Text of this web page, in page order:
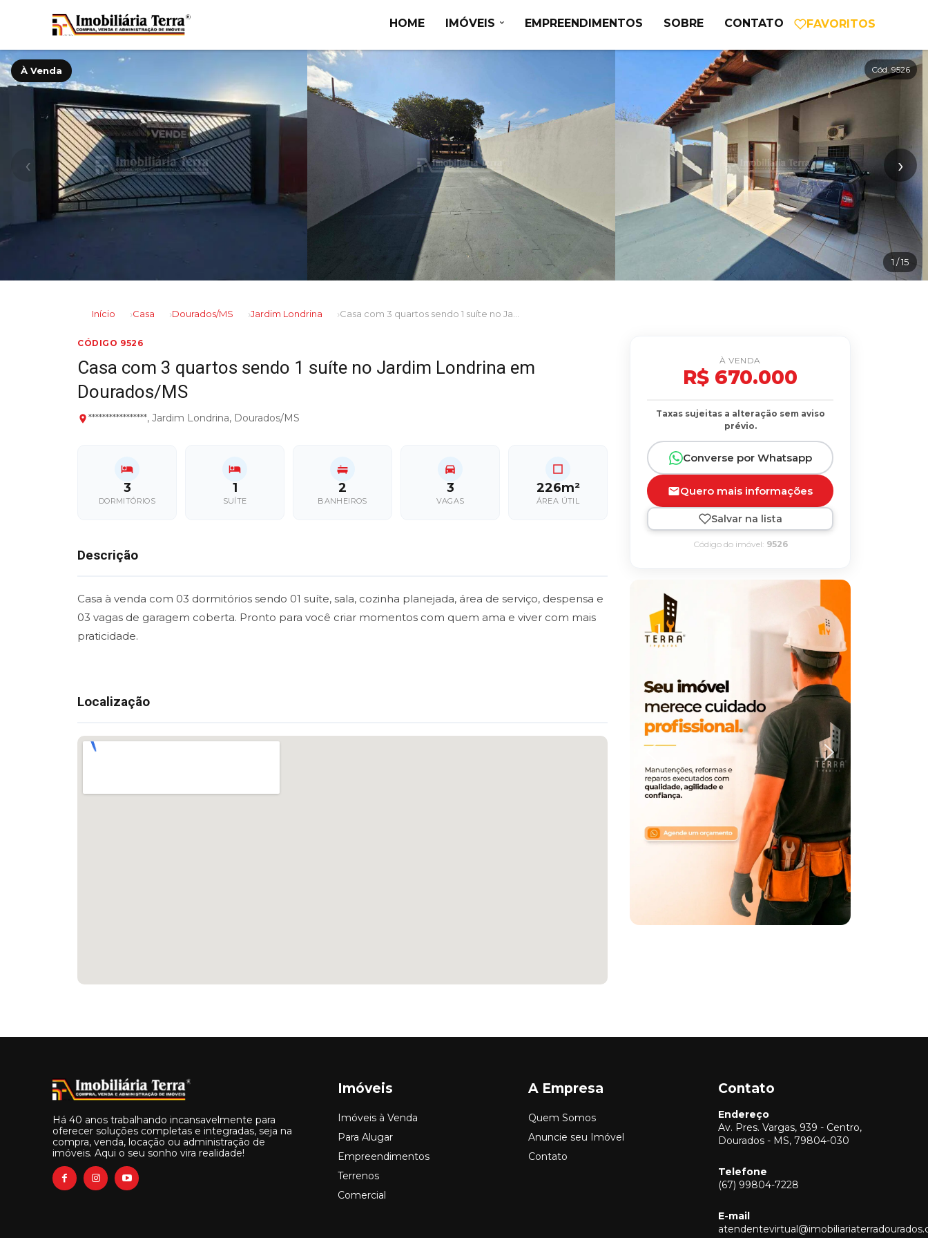
HOME IMÓVEIS EMPREENDIMENTOS SOBRE CONTATO FAVORITOS
À Venda Cód. 9526
‹ ›
1 / 15
Início Casa Dourados/MS Jardim Londrina
CÓDIGO 9526
Casa com 3 quartos sendo 1 suíte no Jardim Londrina em
Dourados/MS
*****************, Jardim Londrina, Dourados/MS
3
DORMITÓRIOS
1
SUÍTE
2
BANHEIROS
3
VAGAS
226m²
ÁREA ÚTIL
Descrição
Casa à venda com 03 dormitórios sendo 01 suíte, sala, cozinha planejada, área de serviço, despensa e
03 vagas de garagem coberta. Pronto para você criar momentos com quem ama e viver com mais
praticidade.
Localização
À VENDA
R$ 670.000
Taxas sujeitas a alteração sem aviso
prévio.
Converse por Whatsapp
Quero mais informações
Salvar na lista
Código do imóvel: 9526
Há 40 anos trabalhando incansavelmente para
oferecer soluções completas e integradas, seja na
compra, venda, locação ou administração de
imóveis. Aqui o seu sonho vira realidade!
Imóveis
Imóveis à Venda
Para Alugar
Empreendimentos
Terrenos
Comercial
A Empresa
Quem Somos
Anuncie seu Imóvel
Contato
Contato
Endereço
Av. Pres. Vargas, 939 - Centro,
Dourados - MS, 79804-030
Telefone
(67) 99804-7228
E-mail